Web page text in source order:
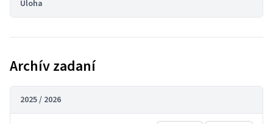
Úloha
Archív zadaní
2025 / 2026